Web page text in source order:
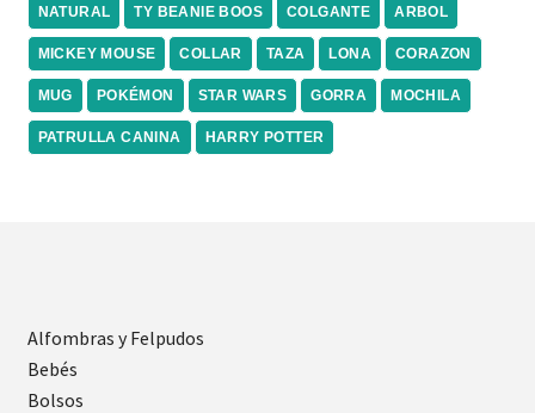
NATURAL TY BEANIE BOOS COLGANTE ARBOL
MICKEY MOUSE COLLAR TAZA LONA CORAZON
MUG POKÉMON STAR WARS GORRA MOCHILA
PATRULLA CANINA HARRY POTTER
Alfombras y Felpudos
Bebés
Bolsos